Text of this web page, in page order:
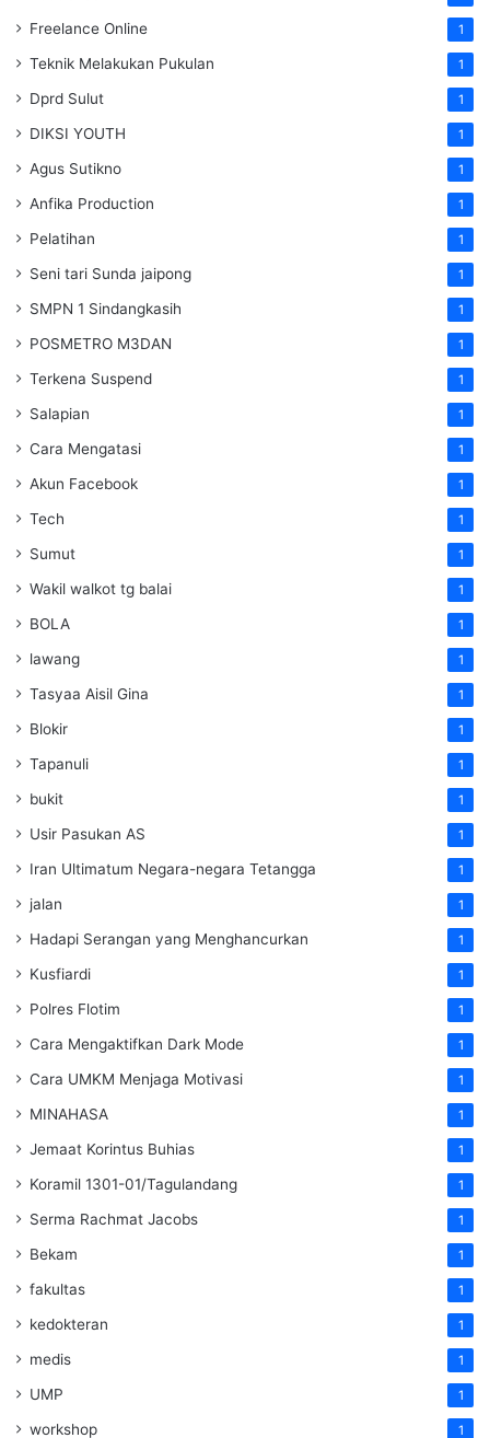
Freelance Online 1
Teknik Melakukan Pukulan 1
Dprd Sulut 1
DIKSI YOUTH 1
Agus Sutikno 1
Anfika Production 1
Pelatihan 1
Seni tari Sunda jaipong 1
SMPN 1 Sindangkasih 1
POSMETRO M3DAN 1
Terkena Suspend 1
Salapian 1
Cara Mengatasi 1
Akun Facebook 1
Tech 1
Sumut 1
Wakil walkot tg balai 1
BOLA 1
lawang 1
Tasyaa Aisil Gina 1
Blokir 1
Tapanuli 1
bukit 1
Usir Pasukan AS 1
Iran Ultimatum Negara-negara Tetangga 1
jalan 1
Hadapi Serangan yang Menghancurkan 1
Kusfiardi 1
Polres Flotim 1
Cara Mengaktifkan Dark Mode 1
Cara UMKM Menjaga Motivasi 1
MINAHASA 1
Jemaat Korintus Buhias 1
Koramil 1301-01/Tagulandang 1
Serma Rachmat Jacobs 1
Bekam 1
fakultas 1
kedokteran 1
medis 1
UMP 1
workshop 1